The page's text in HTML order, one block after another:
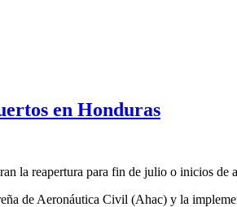
en Honduras
la reapertura para fin de julio o inicios de
de Aeronáutica Civil (Ahac) y la